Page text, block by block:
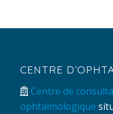
CENTRE
Centre de
ophtalmologique